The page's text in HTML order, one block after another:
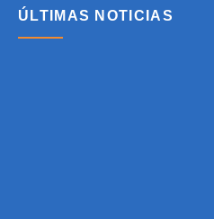
ÚLTIMAS NOTICIAS